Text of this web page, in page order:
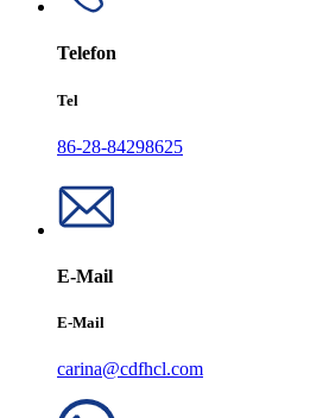
Telefon
Tel
86-28-84298625
E-Mail
E-Mail
carina@cdfhcl.com